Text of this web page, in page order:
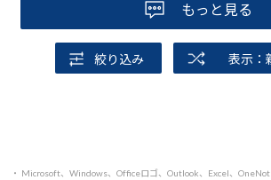
もっと見る
絞り込み 表示：
・ Microsoft、Windows、Officeロゴ、Outlook、Excel、